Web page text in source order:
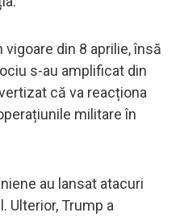
din 8 aprilie, însă
s-au amplificat din
că va reacționa
militare în
au lansat atacuri
Ulterior, Trump a